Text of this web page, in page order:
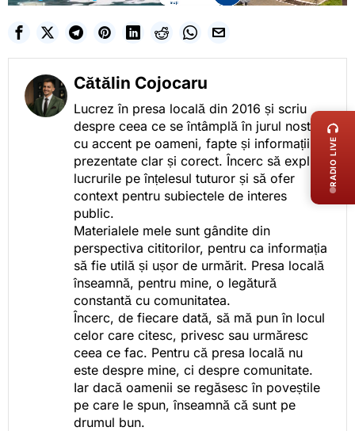
Cătălin Cojocaru
Lucrez în presa locală din 2016 și scriu
despre ceea ce se întâmplă în jurul nostru,
cu accent pe oameni, fapte și informații
prezentate clar și corect. Încerc să explic
lucrurile pe înțelesul tuturor și să ofer
context pentru subiectele de interes
public.
Materialele mele sunt gândite din
perspectiva cititorilor, pentru ca informația
să fie utilă și ușor de urmărit. Presa locală
înseamnă, pentru mine, o legătură
constantă cu comunitatea.
Încerc, de fiecare dată, să mă pun în locul
celor care citesc, privesc sau urmăresc
ceea ce fac. Pentru că presa locală nu
este despre mine, ci despre comunitate.
Iar dacă oamenii se regăsesc în poveștile
pe care le spun, înseamnă că sunt pe
drumul bun.
RADIO LIVE